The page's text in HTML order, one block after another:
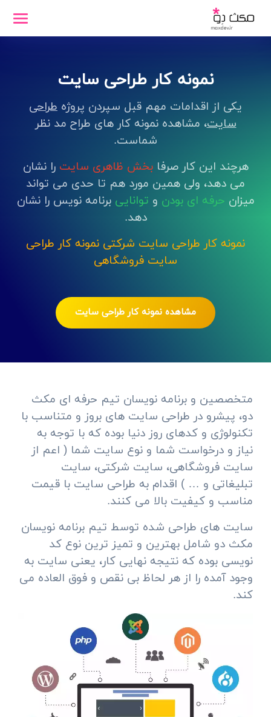
نمونه کار طراحی سایت
یکی از اقدامات مهم قبل سپردن پروژه طراحی
سایت، مشاهده نمونه کار های طراح مد نظر
شماست.
هرچند این کار صرفابخش ظاهری سایت را نشان
می دهد، ولی همین مورد هم تا حدی می تواند
میزان حرفه ای بودن و توانایی برنامه نویس را نشان
دهد.
نمونه کار طراحی سایت شرکتی نمونه کار طراحی
سایت فروشگاهی
مشاهده نمونه کار طراحی سایت
متخصصین و برنامه نویسان تیم حرفه ای مکث
دو، پیشرو در طراحی سایت های بروز و متناسب با
تکنولوژی و کدهای روز دنیا بوده که با توجه به
نیاز و درخواست شما و نوع سایت شما ( اعم از
سایت فروشگاهی، سایت شرکتی، سایت
تبلیغاتی و … ) اقدام به طراحی سایت با قیمت
مناسب و کیفیت بالا می کنند.
سایت های طراحی شده توسط تیم برنامه نویسان
مکث دو شامل بهترین و تمیز ترین نوع کد
نویسی بوده که نتیجه نهایی کار، یعنی سایت به
وجود آمده را از هر لحاظ بی نقص و فوق العاده می
کند.